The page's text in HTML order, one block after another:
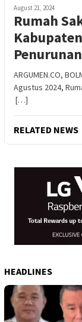
August 21, 2024
Rumah
ARGUMEN.CO,
Agustus 2024,
[…]
RELATED NEWS
HEADLINES